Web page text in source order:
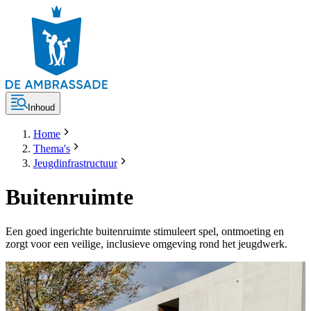
Inhoud
Home
Thema's
Jeugdinfrastructuur
Buitenruimte
Een goed ingerichte buitenruimte stimuleert spel, ontmoeting en
zorgt voor een veilige, inclusieve omgeving rond het jeugdwerk.